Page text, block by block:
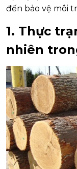
đến bảo vệ môi
1. Thực
nhiên